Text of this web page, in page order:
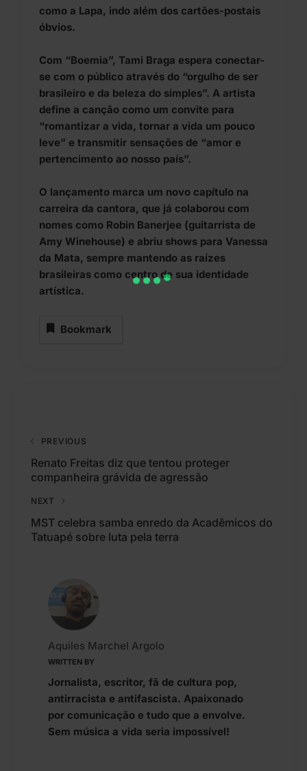
como a Lapa, indo além dos cartões-postais
óbvios.
Com “Boemia”, Tami Braga espera conectar-
se com o público através do “orgulho de ser
brasileiro e da beleza do simples”. A artista
define a canção como um convite para
“romantizar a vida, tornar a vida um pouco
leve” e transmitir sensações de “amor e
pertencimento ao nosso país”.
O lançamento marca um novo capítulo na
carreira da cantora, que já colaborou com
nomes como Robin Banerjee (guitarrista de
Amy Winehouse) e abriu shows para Vanessa
da Mata, sempre mantendo as raízes
brasileiras como centro de sua identidade
artística.
Bookmark
PREVIOUS
Renato Freitas diz que tentou proteger
companheira grávida de agressão
NEXT
​MST celebra samba enredo da Acadêmicos do
Tatuapé sobre luta pela terra
WRITTEN BY
Aquiles Marchel Argolo
Jornalista, escritor, fã de cultura pop,
antirracista e antifascista. Apaixonado
por comunicação e tudo que a envolve.
Sem música a vida seria impossível!